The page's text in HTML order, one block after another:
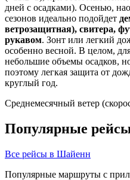
дней с осадками). Осенью,
сезонов идеально подойдет
ветрозащитная), свитера,
рукавом. Зонт или легкий
особенно весной. В целом,
небольшие объемы осадков,
поэтому легкая защита от
круглый год.
Среднемесячный ветер
Популярные
Все рейсы в Шайенн
Популярные маршруты с